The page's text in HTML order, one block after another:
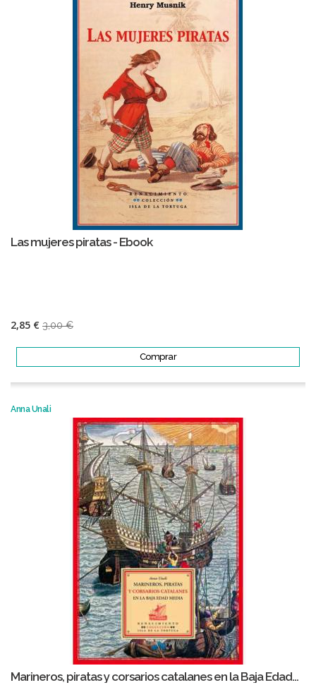
Las mujeres piratas - Ebook
2,85 € 3,00 €
Comprar
Anna Unali
Marineros, piratas y corsarios catalanes en la Baja Edad...